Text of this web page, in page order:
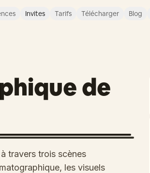
Invites Tarifs Télécharger Blog
de
travers trois scènes
les visuels